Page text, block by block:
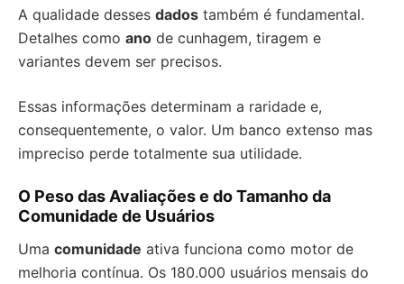
A qualidade desses dados também é fundamental.
Detalhes como ano de cunhagem, tiragem e
variantes devem ser precisos.
Essas informações determinam a raridade e,
consequentemente, o valor. Um banco extenso mas
impreciso perde totalmente sua utilidade.
O Peso das Avaliações e do Tamanho da
Comunidade de Usuários
Uma comunidade ativa funciona como motor de
melhoria contínua. Os 180.000 usuários mensais do